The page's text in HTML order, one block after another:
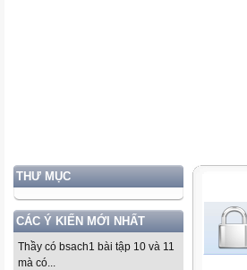
THƯ MỤC
CÁC Ý KIẾN MỚI NHẤT
Thầy có bsach1 bài tập 10 và 11
mà có...